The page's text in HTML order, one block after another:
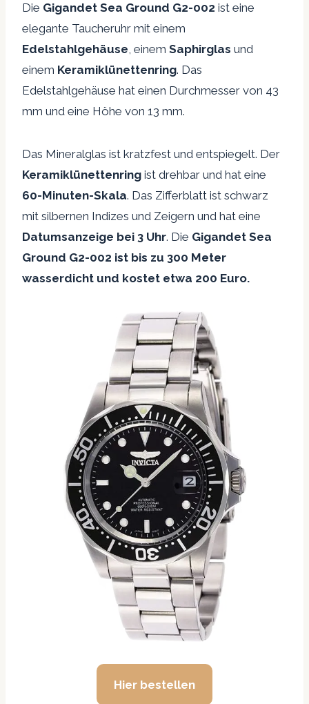
Die Gigandet Sea Ground G2-002 ist eine
elegante Taucheruhr mit einem
Edelstahlgehäuse, einem Saphirglas und
einem Keramiklünettenring. Das
Edelstahlgehäuse hat einen Durchmesser von 43
mm und eine Höhe von 13 mm.
Das Mineralglas ist kratzfest und entspiegelt. Der
Keramiklünettenring ist drehbar und hat eine
60-Minuten-Skala. Das Zifferblatt ist schwarz
mit silbernen Indizes und Zeigern und hat eine
Datumsanzeige bei 3 Uhr. Die Gigandet Sea
Ground G2-002 ist bis zu 300 Meter
wasserdicht und kostet etwa 200 Euro.
Hier bestellen